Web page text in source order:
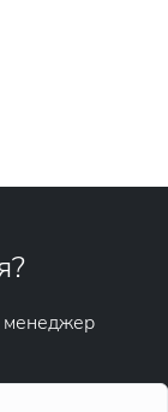
менеджер